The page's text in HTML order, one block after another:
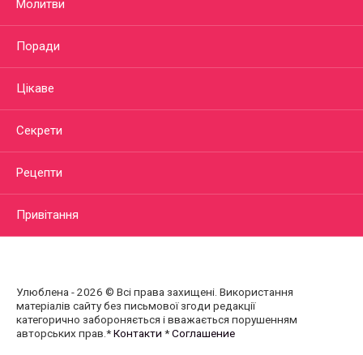
Молитви
Поради
Цікаве
Секрети
Рецепти
Привітання
Улюблена - 2026 © Всі права захищені. Використання
матеріалів сайту без письмової згоди редакції
категорично забороняється і вважається порушенням
авторських прав.*Контакти *Соглашение